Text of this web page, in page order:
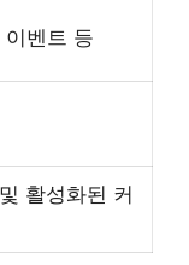
벤트 등
활성화된 커